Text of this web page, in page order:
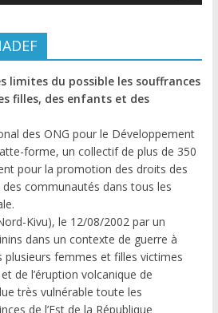
limites du possible les souffrances
filles, des enfants et des
des ONG pour le Développement
forme, un collectif de plus de 350
pour la promotion des droits des
communautés dans tous les
Kivu), le 12/08/2002 par un
dans un contexte de guerre à
femmes et filles victimes
de l’éruption volcanique de
très vulnérable toute les
de l’Est de la République